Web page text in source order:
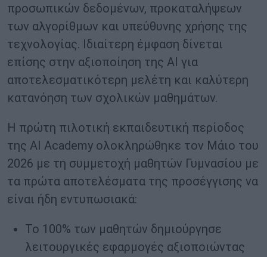
προσωπικών δεδομένων, προκαταλήψεων
των αλγορίθμων και υπεύθυνης χρήσης της
τεχνολογίας. Ιδιαίτερη έμφαση δίνεται
επίσης στην αξιοποίηση της AI για
αποτελεσματικότερη μελέτη και καλύτερη
κατανόηση των σχολικών μαθημάτων.
Η πρώτη πιλοτική εκπαιδευτική περίοδος
της AI Academy ολοκληρώθηκε τον Μάιο του
2026 με τη συμμετοχή μαθητών Γυμνασίου με
τα πρώτα αποτελέσματα της προσέγγισης να
είναι ήδη εντυπωσιακά:
Το 100% των μαθητών δημιούργησε
λειτουργικές εφαρμογές αξιοποιώντας